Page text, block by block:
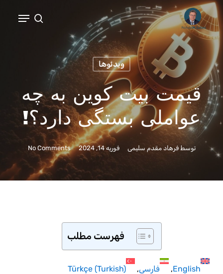
Skip
to
main
content
ویدئوها
قیمت بیت کوین به چه
عواملی بستگی دارد؟!
توسط فرهاد مقدم سلیمی فوریه 14, 2024 No Comments
فهرست مطلب
English فارسی Türkçe (Turkish)